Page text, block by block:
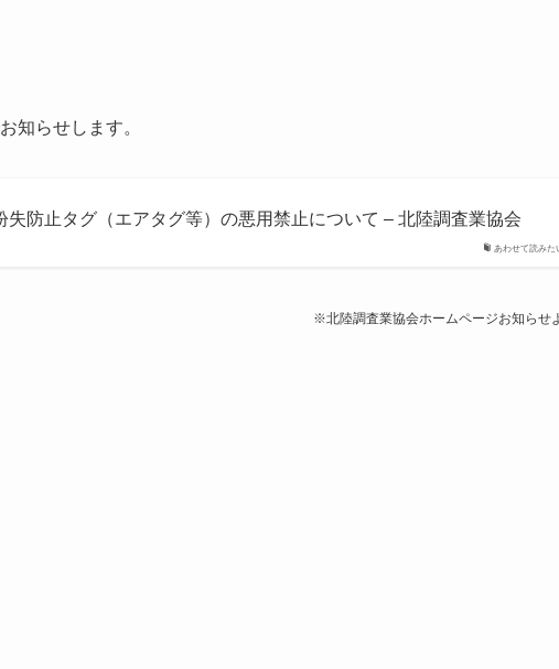
知らせします。
あわせて読みた
失防止タグ（エアタグ等）の悪用禁止について – 北陸調査業協会
※北陸調査業協会ホームページお知らせ